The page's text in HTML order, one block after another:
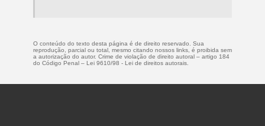
O conteúdo do texto desta página é de direito reservado. Sua
reprodução, parcial ou total, mesmo citando nossos links, é proibida sem
a autorização do autor. Crime de violação de direito autoral – artigo 184
do Código Penal – Lei 9610/98 - Lei de direitos autorais